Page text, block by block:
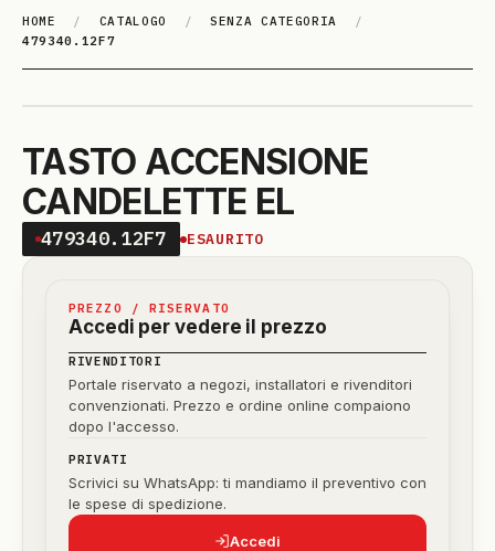
HOME / CATALOGO / SENZA CATEGORIA
/
479340.12F7
TASTO ACCENSIONE
CANDELETTE EL
479340.12F7 ESAURITO
PREZZO / RISERVATO
Accedi per vedere il prezzo
RIVENDITORI
Portale riservato a negozi, installatori e rivenditori
convenzionati. Prezzo e ordine online compaiono
dopo l'accesso.
PRIVATI
Scrivici su WhatsApp: ti mandiamo il preventivo con
le spese di spedizione.
Accedi